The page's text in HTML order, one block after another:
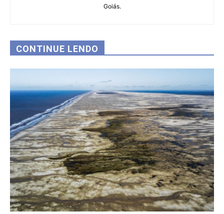
Goiás.
CONTINUE LENDO